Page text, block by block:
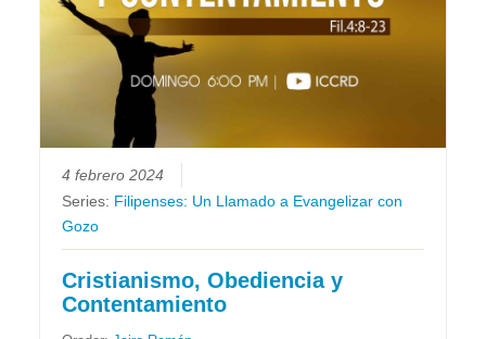
4 febrero 2024
Series: Filipenses: Un Llamado a Evangelizar con
Gozo
Cristianismo, Obediencia y
Contentamiento